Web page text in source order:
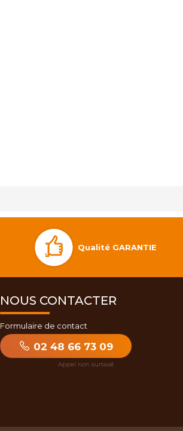
Qualité GARANTIE
NOUS CONTACTER
Formulaire de contact
02 48 66 73 09